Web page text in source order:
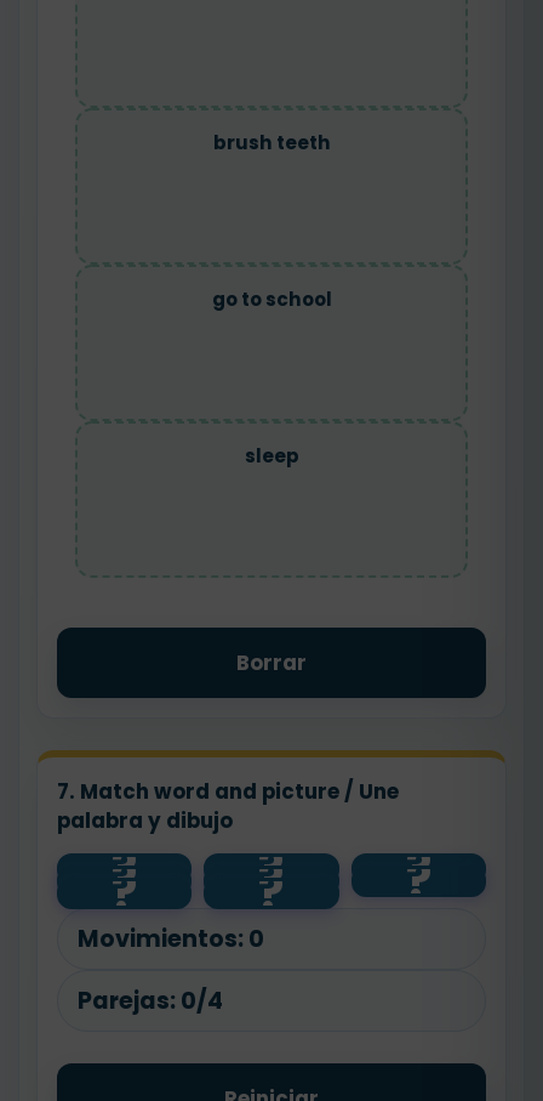
brush teeth
go to school
sleep
Borrar
7. Match word and picture / Une
palabra y dibujo
?
😴 ?
brush
teeth ?
🪥
?
wake up ?
⏰ ?
sleep
?
go to
school ?
🎒
Movimientos: 0
Parejas: 0/4